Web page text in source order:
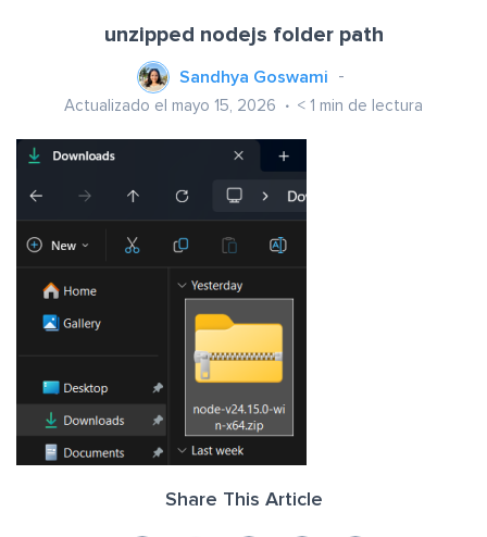
unzipped nodejs folder path
Sandhya Goswami
Actualizado el mayo 15, 2026 < 1 min de lectura
Share This Article